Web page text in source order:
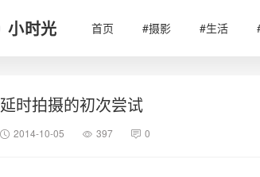
小时光 首页 #摄影 #生活
延时拍摄的初次尝试
2014-10-05 397 0